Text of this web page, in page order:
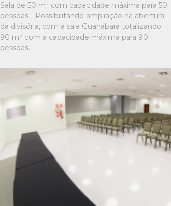
Sala de 50 m² com capacidade máxima para 50
pessoas - Possibilitando ampliação na abertura
da divisória, com a sala Guanabara totalizando
90 m² com a capacidade máxima para 90
pessoas.
L1
L3
L4
L5